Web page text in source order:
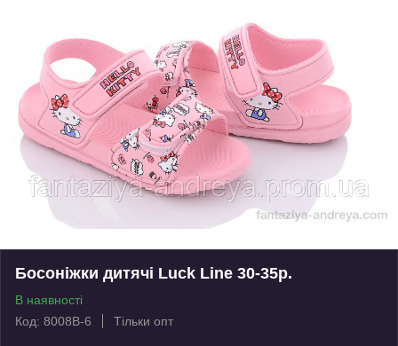
Босоніжки дитячі Luck Line 30-35р.
В наявності
Код: 8008B-6
Тільки опт